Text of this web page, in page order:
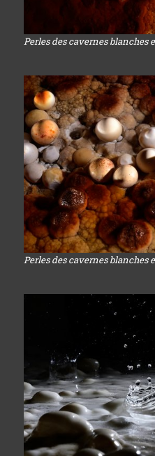
Perles des cavernes blanches
Perles des cavernes blanches